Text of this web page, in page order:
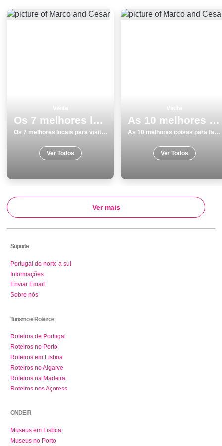
Os 7 melhores locais para visitar na Ilha da Madeira
Os 7 melhores locais para visitar na Ilha da Madeira
Ver Todos
As 10 melhores coisas para fazer e visitar em Viseu
As 10 melhores coisas para fazer e visitar em Viseu
Ver Todos
Ver mais
Suporte
Portugal de norte a sul
Informações
Enviar Email
Sobre nós
Turismo e Roteiros
Roteiros de Portugal
Roteiros no Porto
Roteiros em Lisboa
Roteiros no Algarve
Roteiros na Madeira
Roteiros nos Açoress
ONDE IR
Museus em Lisboa
Museus no Porto